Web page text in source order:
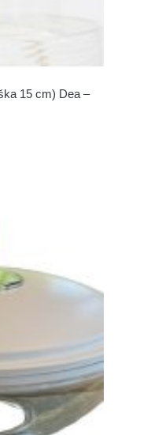
15 cm) Dea –